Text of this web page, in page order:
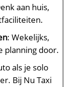
aan huis,
: Wekelijks,
planning door.
als je solo
Bij Nu Taxi